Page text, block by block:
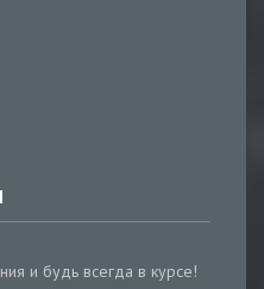
и будь всегда в курсе!